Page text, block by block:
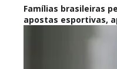
Famílias brasileiras
apostas esportivas,